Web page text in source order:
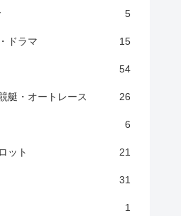
5
ドラマ 15
54
艇・オートレース 26
6
ット 21
31
1